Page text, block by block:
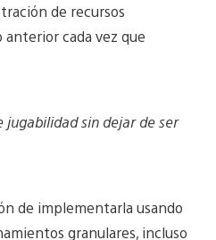
de recursos
cada vez que
sin dejar de ser
de implementarla usando
granulares, incluso